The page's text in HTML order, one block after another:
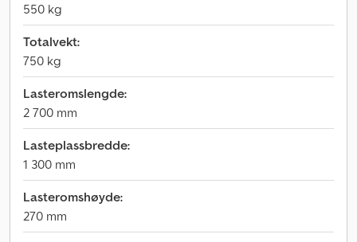
550 kg
Totalvekt:
750 kg
Lasteromslengde:
2 700 mm
Lasteplassbredde:
1 300 mm
Lasteromshøyde:
270 mm